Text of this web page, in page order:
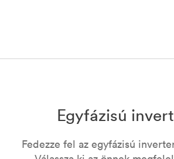
Egyfázisú
Fedezze fel az egyfázisú